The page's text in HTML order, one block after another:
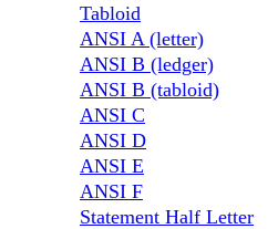
Tabloid
ANSI A (letter)
ANSI B (ledger)
ANSI B (tabloid)
ANSI C
ANSI D
ANSI E
ANSI F
Statement Half Letter